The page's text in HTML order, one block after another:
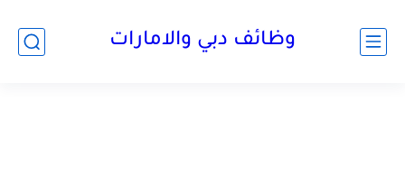
وظائف دبي والامارات